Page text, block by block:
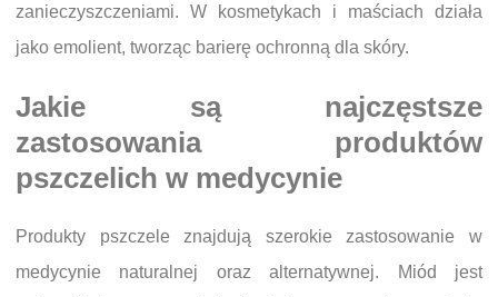
zanieczyszczeniami. W kosmetykach i maściach działa
jako emolient, tworząc barierę ochronną dla skóry.
Jakie są najczęstsze
zastosowania produktów
pszczelich w medycynie
Produkty pszczele znajdują szerokie zastosowanie w
medycynie naturalnej oraz alternatywnej. Miód jest